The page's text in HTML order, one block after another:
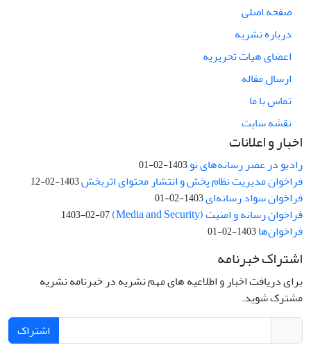
صفحه اصلی
درباره نشریه
اعضای هیات تحریریه
ارسال مقاله
تماس با ما
نقشه سایت
اخبار و اعلانات
رادیو در عصر رسانه‌های نو1403-02-01
فراخوان مدیریت نظام پخش و انتشار محتوای اثربخش1403-02-12
فراخوان سواد رسانه‌ای1403-02-01
فراخوان رسانه و امنیت (Media and Security) 1403-02-07
فراخوان‌ها1403-02-01
اشتراک خبرنامه
برای دریافت اخبار و اطلاعیه های مهم نشریه در خبرنامه نشریه
مشترک شوید.
اشتراک